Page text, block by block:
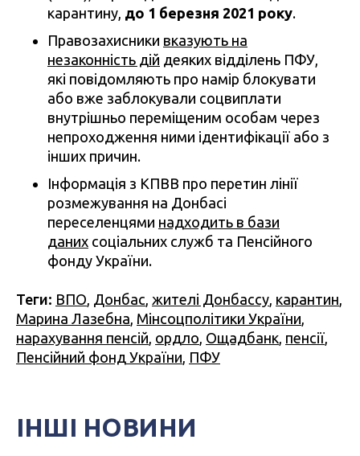
карантину, до 1 березня 2021 року.
Правозахисники вказують на
незаконність дій деяких відділень ПФУ,
які повідомляють про намір блокувати
або вже заблокували соцвиплати
внутрішньо переміщеним особам через
непроходження ними ідентифікації або з
інших причин.
Інформація з КПВВ про перетин лінії
розмежування на Донбасі
переселенцями надходить в бази
даних соціальних служб та Пенсійного
фонду України.
Теги: ВПО, Донбас, жителі Донбассу, карантин,
Марина Лазебна, Мінсоцполітики України,
нарахування пенсій, ордло, Ощадбанк, пенсії,
Пенсійний фонд України, ПФУ
ІНШІ НОВИНИ